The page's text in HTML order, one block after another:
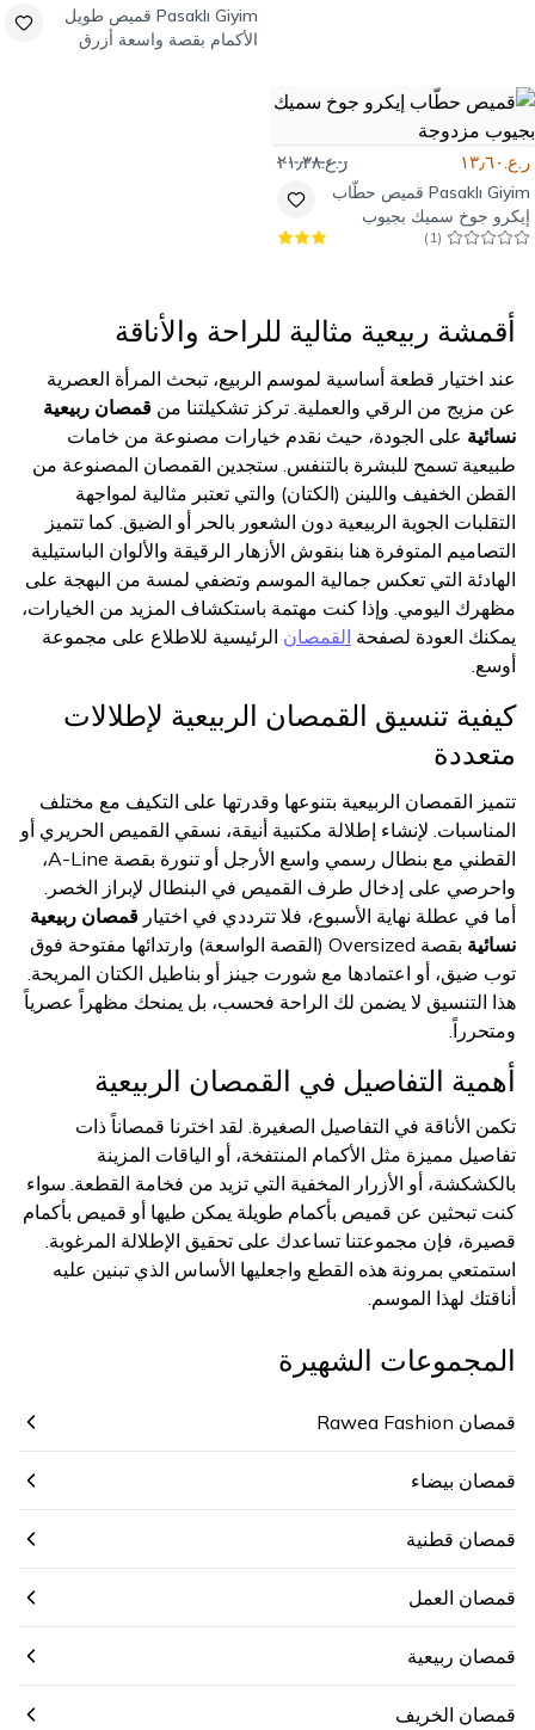
Pasaklı Giyim قميص طويل
الأكمام بقصة واسعة أزرق
ر.ع.١٣٫٦٠ ر.ع.٢١٫٣٨
Pasaklı Giyim قميص حطّاب
إيكرو جوخ سميك بجيوب
مزدوجة
(
1
)
أقمشة ربيعية مثالية للراحة والأناقة
عند اختيار قطعة أساسية لموسم الربيع، تبحث المرأة العصرية
عن مزيج من الرقي والعملية. تركز تشكيلتنا من قمصان ربيعية
نسائية على الجودة، حيث نقدم خيارات مصنوعة من خامات
طبيعية تسمح للبشرة بالتنفس. ستجدين القمصان المصنوعة من
القطن الخفيف واللينن (الكتان) والتي تعتبر مثالية لمواجهة
التقلبات الجوية الربيعية دون الشعور بالحر أو الضيق. كما تتميز
التصاميم المتوفرة هنا بنقوش الأزهار الرقيقة والألوان الباستيلية
الهادئة التي تعكس جمالية الموسم وتضفي لمسة من البهجة على
مظهرك اليومي. وإذا كنت مهتمة باستكشاف المزيد من الخيارات،
يمكنك العودة لصفحة القمصان الرئيسية للاطلاع على مجموعة
أوسع.
كيفية تنسيق القمصان الربيعية لإطلالات
متعددة
تتميز القمصان الربيعية بتنوعها وقدرتها على التكيف مع مختلف
المناسبات. لإنشاء إطلالة مكتبية أنيقة، نسقي القميص الحريري أو
القطني مع بنطال رسمي واسع الأرجل أو تنورة بقصة A-Line،
واحرصي على إدخال طرف القميص في البنطال لإبراز الخصر.
أما في عطلة نهاية الأسبوع، فلا تترددي في اختيار قمصان ربيعية
نسائية
بقصة Oversized (القصة الواسعة) وارتدائها مفتوحة فوق
توب ضيق، أو اعتمادها مع شورت جينز أو بناطيل الكتان المريحة.
هذا التنسيق لا يضمن لك الراحة فحسب، بل يمنحك مظهراً عصرياً
ومتحرراً.
أهمية التفاصيل في القمصان الربيعية
تكمن الأناقة في التفاصيل الصغيرة. لقد اخترنا قمصاناً ذات
تفاصيل مميزة مثل الأكمام المنتفخة، أو الياقات المزينة
بالكشكشة، أو الأزرار المخفية التي تزيد من فخامة القطعة. سواء
كنت تبحثين عن قميص بأكمام طويلة يمكن طيها أو قميص بأكمام
قصيرة، فإن مجموعتنا تساعدك على تحقيق الإطلالة المرغوبة.
استمتعي بمرونة هذه القطع واجعليها الأساس الذي تبنين عليه
أناقتك لهذا الموسم.
المجموعات الشهيرة
قمصان Rawea Fashion
قمصان بيضاء
قمصان قطنية
قمصان العمل
قمصان ربيعية
قمصان الخريف